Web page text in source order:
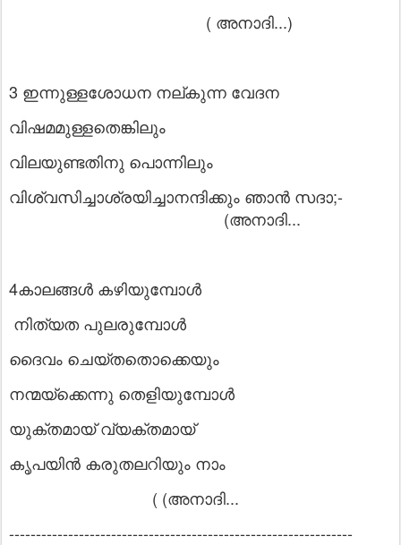
( അനാദി...)
3 ഇന്നുള്ളശോധന നല്കുന്ന വേദന
വിഷമമുള്ളതെങ്കിലും
വിലയുണ്ടതിനു പൊന്നിലും
വിശ്വസിച്ചാശ്രയിച്ചാനന്ദിക്കും ഞാൻ സദാ;-
(അനാദി...
4കാലങ്ങൾ കഴിയുമ്പോൾ
നിത്യത പുലരുമ്പോൾ
ദൈവം ചെയ്തതൊക്കെയും
നന്മയ്ക്കെന്നു തെളിയുമ്പോൾ
യുക്തമായ് വ്യക്തമായ്
കൃപയിൻ കരുതലറിയും നാം
( (അനാദി...
----------------------------------------------------------------